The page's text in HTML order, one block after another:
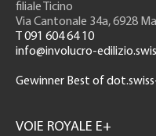
filiale Ticino
Via Cantonale 34a, 6928
T 091 604 64 10
info@involucro-
Gewinner Best of
GH
VOIE ROYALE E+